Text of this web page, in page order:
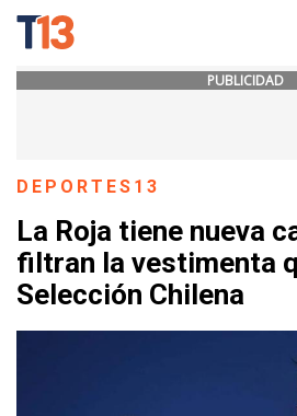
PUBLICIDAD
DEPORTES13
La Roja tiene nueva
filtran la vestimenta
Selección Chilena